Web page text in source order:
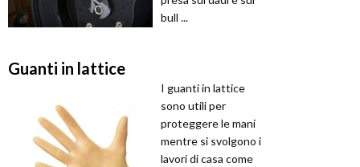
bull ...
Guanti in lattice
I guanti in lattice
sono utili per
proteggere le mani
mentre si svolgono i
lavori di casa come